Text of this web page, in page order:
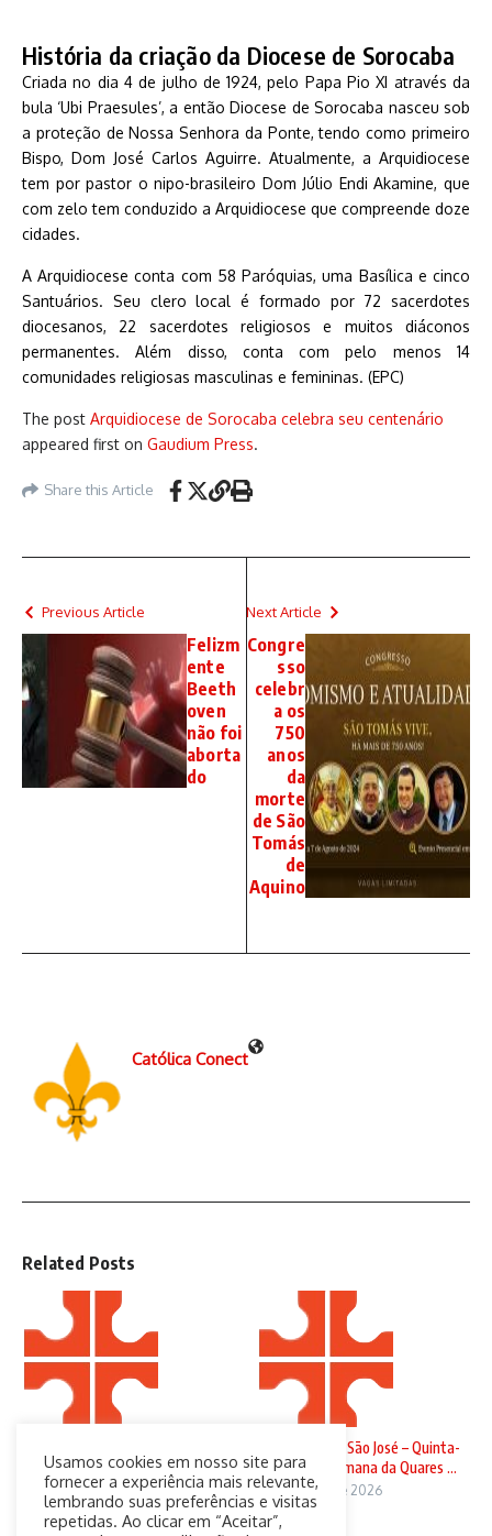
História da criação da Diocese de Sorocaba
Criada no dia 4 de julho de 1924, pelo Papa Pio XI através da
bula ‘Ubi Praesules’, a então Diocese de Sorocaba nasceu sob
a proteção de Nossa Senhora da Ponte, tendo como primeiro
Bispo, Dom José Carlos Aguirre. Atualmente, a Arquidiocese
tem por pastor o nipo-brasileiro Dom Júlio Endi Akamine, que
com zelo tem conduzido a Arquidiocese que compreende doze
cidades.
A Arquidiocese conta com 58 Paróquias, uma Basílica e cinco
Santuários. Seu clero local é formado por 72 sacerdotes
diocesanos, 22 sacerdotes religiosos e muitos diáconos
permanentes. Além disso, conta com pelo menos 14
comunidades religiosas masculinas e femininas. (EPC)
The post Arquidiocese de Sorocaba celebra seu centenário
appeared first on Gaudium Press.
Share this Article
Previous Article
Felizm
ente
Beeth
oven
não foi
aborta
do
Next Article
Congre
sso
celebr
a os
750
anos
da
morte
de São
Tomás
de
Aquino
Católica Conect
Related Posts
29 de março de 2026
Solenidade de São José – Quinta-
feira da 4ª Semana da Quares ...
19 de março de 2026
Usamos cookies em nosso site para
fornecer a experiência mais relevante,
lembrando suas preferências e visitas
repetidas. Ao clicar em “Aceitar”,